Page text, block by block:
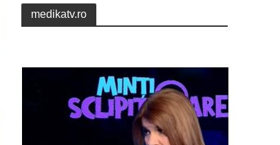
medikatv.ro